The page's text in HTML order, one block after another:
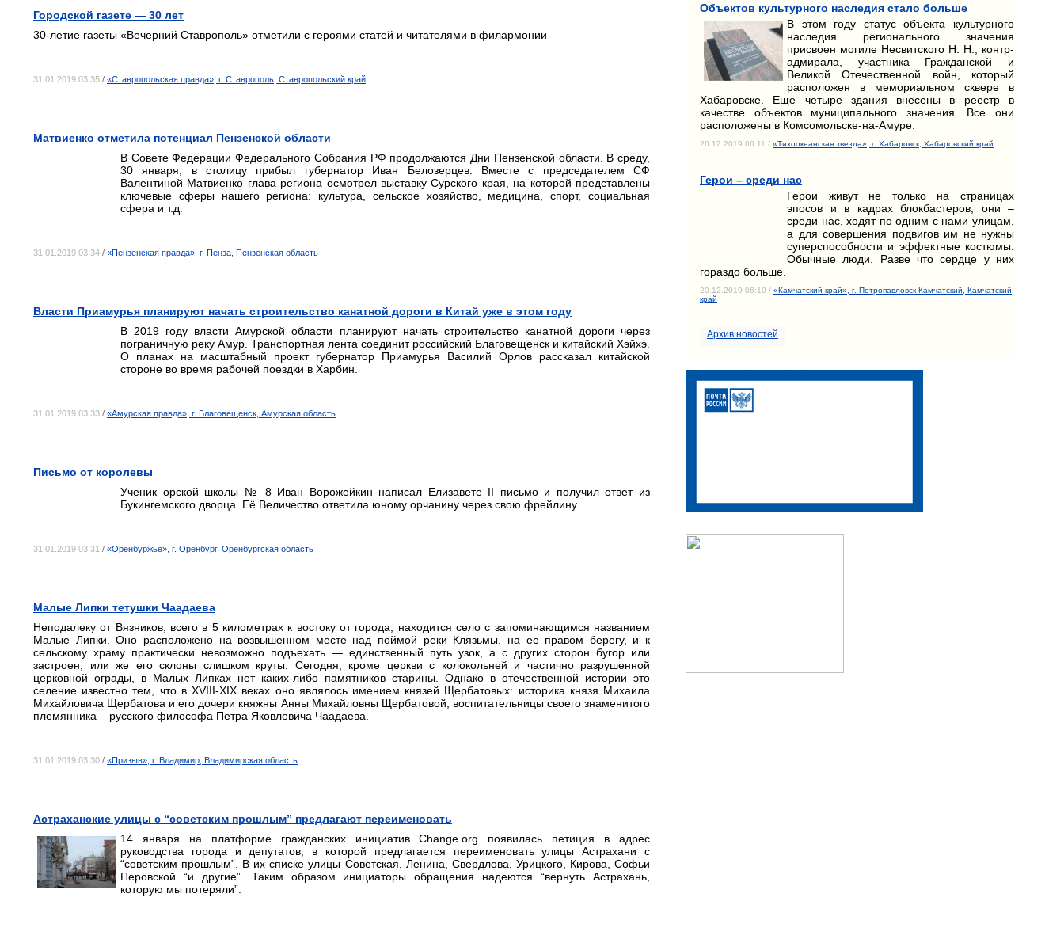
Городской газете — 30 лет
30-летие газеты «Вечерний Ставрополь» отметили с героями статей и читателями в филармонии
31.01.2019 03:35 / «Ставропольская правда», г. Ставрополь, Ставропольский край
Матвиенко отметила потенциал Пензенской области
В Совете Федерации Федерального Собрания РФ продолжаются Дни Пензенской области. В среду,
30 января, в столицу прибыл губернатор Иван Белозерцев. Вместе с председателем СФ
Валентиной Матвиенко глава региона осмотрел выставку Сурского края, на которой представлены
ключевые сферы нашего региона: культура, сельское хозяйство, медицина, спорт, социальная
сфера и т.д.
31.01.2019 03:34 / «Пензенская правда», г. Пенза, Пензенская область
Власти Приамурья планируют начать строительство канатной дороги в Китай уже в этом году
В 2019 году власти Амурской области планируют начать строительство канатной дороги через
пограничную реку Амур. Транспортная лента соединит российский Благовещенск и китайский Хэйхэ.
О планах на масштабный проект губернатор Приамурья Василий Орлов рассказал китайской
стороне во время рабочей поездки в Харбин.
31.01.2019 03:33 / «Амурская правда», г. Благовещенск, Амурская область
Письмо от королевы
Ученик орской школы № 8 Иван Ворожейкин написал Елизавете II письмо и получил ответ из
Букингемского дворца. Её Величество ответила юному орчанину через свою фрейлину.
31.01.2019 03:31 / «Оренбуржье», г. Оренбург, Оренбургская область
Малые Липки тетушки Чаадаева
Неподалеку от Вязников, всего в 5 километрах к востоку от города, находится село с запоминающимся названием
Малые Липки. Оно расположено на возвышенном месте над поймой реки Клязьмы, на ее правом берегу, и к
сельскому храму практически невозможно подъехать — единственный путь узок, а с других сторон бугор или
застроен, или же его склоны слишком круты. Сегодня, кроме церкви с колокольней и частично разрушенной
церковной ограды, в Малых Липках нет каких-либо памятников старины. Однако в отечественной истории это
селение известно тем, что в XVIII-XIX веках оно являлось имением князей Щербатовых: историка князя Михаила
Михайловича Щербатова и его дочери княжны Анны Михайловны Щербатовой, воспитательницы своего знаменитого
племянника – русского философа Петра Яковлевича Чаадаева.
31.01.2019 03:30 / «Призыв», г. Владимир, Владимирская область
Астраханские улицы с “советским прошлым” предлагают переименовать
14 января на платформе гражданских инициатив Change.org появилась петиция в адрес
руководства города и депутатов, в которой предлагается переименовать улицы Астрахани с
“советским прошлым”. В их списке улицы Советская, Ленина, Свердлова, Урицкого, Кирова, Софьи
Перовской “и другие”. Таким образом инициаторы обращения надеются “вернуть Астрахань,
которую мы потеряли”.
Объектов культурного наследия стало больше
В этом году статус объекта культурного
наследия регионального значения
присвоен могиле Несвитского Н. Н., контр-
адмирала, участника Гражданской и
Великой Отечественной войн, который
расположен в мемориальном сквере в
Хабаровске. Еще четыре здания внесены в реестр в
качестве объектов муниципального значения. Все они
расположены в Комсомольске-на-Амуре.
20.12.2019 06:11 / «Тихоокеанская звезда», г. Хабаровск, Хабаровский край
Герои – среди нас
Герои живут не только на страницах
эпосов и в кадрах блокбастеров, они –
среди нас, ходят по одним с нами улицам,
а для совершения подвигов им не нужны
суперспособности и эффектные костюмы.
Обычные люди. Разве что сердце у них
гораздо больше.
20.12.2019 06:10 / «Камчатский край», г. Петропавловск-Камчатский, Камчатский
край
Архив новостей